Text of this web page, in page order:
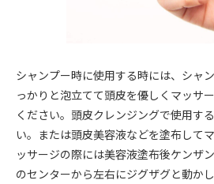
シャンプー時に使用する時には、シャ
っかりと泡立てて頭皮を優しくマッサ
ください。頭皮クレンジングで使用す
い。または頭皮美容液などを塗布して
ッサージの際には美容液塗布後ケンザ
のセンターから左右にジグザグと動か